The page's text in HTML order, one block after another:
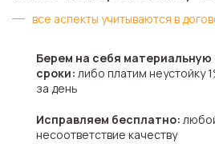
все аспекты учитываются в
Берем на себя материальную
сроки: либо платим неустойку
за день
Исправляем бесплатно:
несоответствие качеству